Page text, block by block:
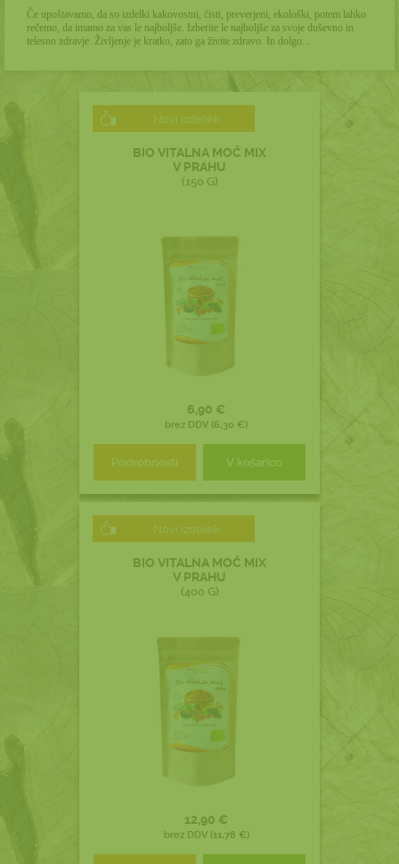
Če upoštavamo, da so izdelki kakovostni, čisti, preverjeni, ekološki, potem lahko
rečemo, da imamo za vas le najboljše. Izberite le najboljše za svoje duševno in
telesno zdravje. Življenje je kratko, zato ga živite zdravo. In dolgo...
Novi izdelek
BIO VITALNA MOČ MIX
V PRAHU
(150 G)
6,90 €
brez DDV (6,30 €)
Podrobnosti V košarico
Novi izdelek
BIO VITALNA MOČ MIX
V PRAHU
(400 G)
12,90 €
brez DDV (11,78 €)